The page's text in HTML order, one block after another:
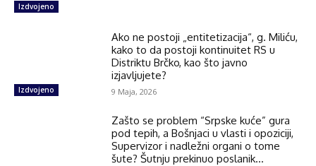
Izdvojeno
Izdvojeno
Ako ne postoji „entitetizacija“, g. Miliću,
kako to da postoji kontinuitet RS u
Distriktu Brčko, kao što javno
izjavljujete?
9 Maja, 2026
Zašto se problem “Srpske kuće” gura
pod tepih, a Bošnjaci u vlasti i opoziciji,
Supervizor i nadležni organi o tome
šute? Šutnju prekinuo poslanik...